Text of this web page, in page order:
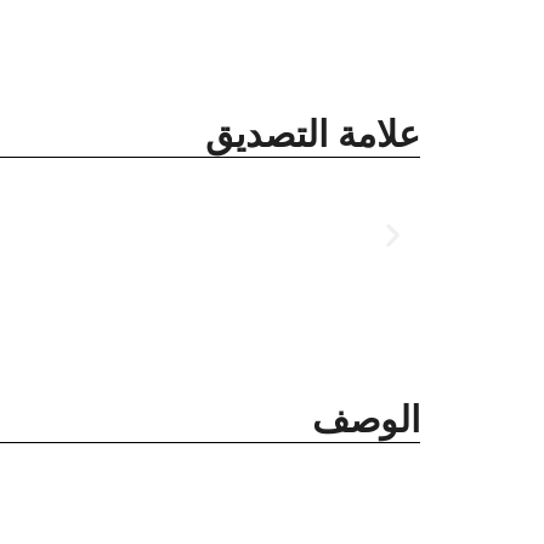
علامة التصديق
الوصف